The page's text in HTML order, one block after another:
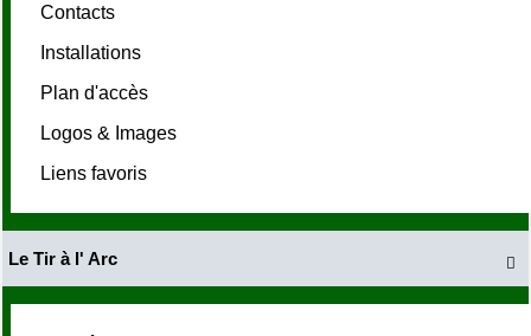
Contacts
Installations
Plan d'accès
Logos & Images
Liens favoris

Le Tir à l' Arc